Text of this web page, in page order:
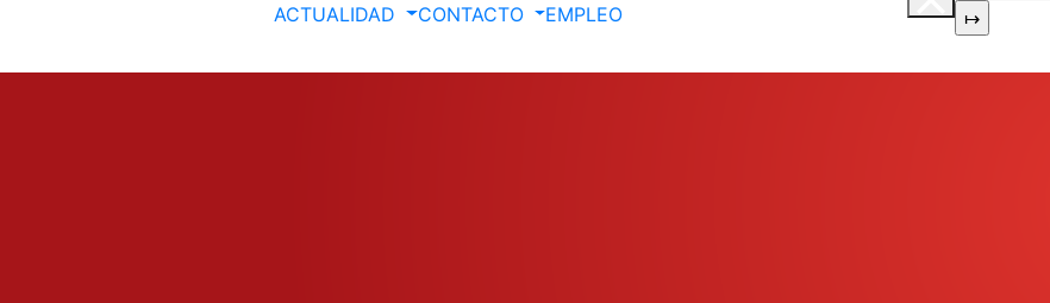
ACTUALIDAD
CONTACTO EMPLEO